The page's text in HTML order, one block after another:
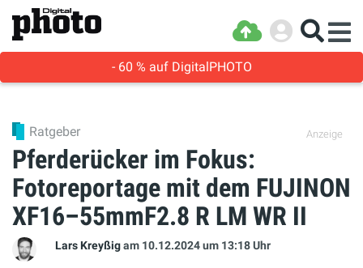
- 60 % auf DigitalPHOTO
Anzeige
Ratgeber
Pferderücker im Fokus:
Fotoreportage mit dem FUJINON
XF16–55mmF2.8 R LM WR II
Lars Kreyßigam 10.12.2024um 13:18 Uhr